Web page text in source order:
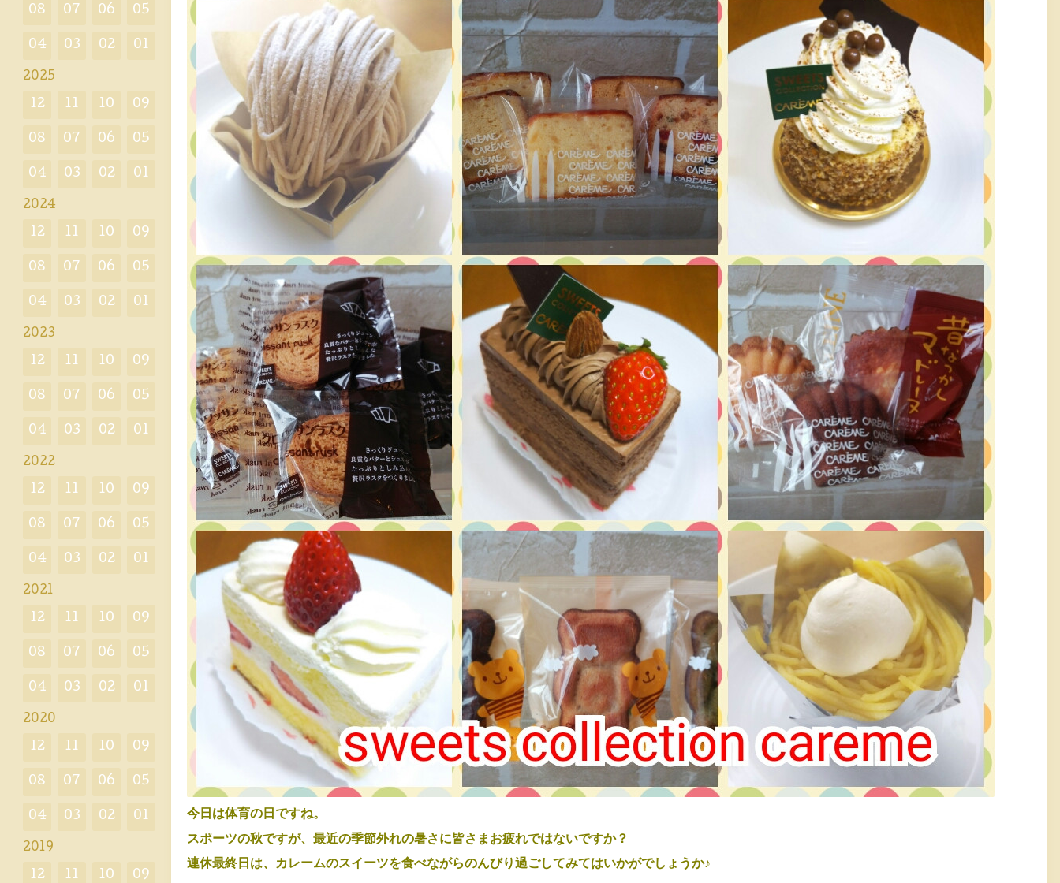
今日は体育の日ですね。
スポーツの秋ですが、最近の季節外れの暑さに皆さまお疲れではないですか？
連休最終日は、カレームのスイーツを食べながらのんびり過ごしてみてはいかがでしょうか♪
08 07 06 05
04 03 02 01
2025
12 11 10 09
08 07 06 05
04 03 02 01
2024
12 11 10 09
08 07 06 05
04 03 02 01
2023
12 11 10 09
08 07 06 05
04 03 02 01
2022
12 11 10 09
08 07 06 05
04 03 02 01
2021
12 11 10 09
08 07 06 05
04 03 02 01
2020
12 11 10 09
08 07 06 05
04 03 02 01
2019
12 11 10 09